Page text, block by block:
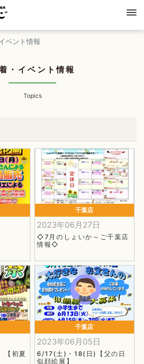
ベント情報
・イベント情報
Topics
千葉店
2023年06月27日
◇7月のしょいか～ご千葉店
情報◇
初夏
千葉店
2023年06月05日
6/17(土)・18(日)【父の日
似顔絵展】